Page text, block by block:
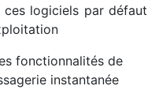
logiciels par défaut
fonctionnalités de
instantanée